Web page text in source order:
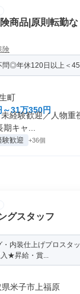
商品|原則転勤
険
問◎年休120日以上＜
町
～31万350円
経験歓迎／人物
キャ...
験歓迎 +36個
グスタッフ
・内装仕上げプロスタ
★昇給・賞...
米子市上福原